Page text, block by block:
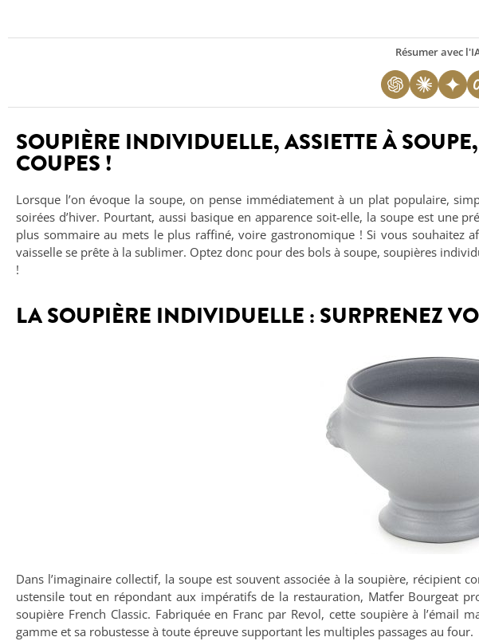
Résumer avec
SOUPIÈRE INDIVIDUELLE, ASSIETTE À
COUPES !
Lorsque l’on évoque la soupe, on pense immédiatement à un plat populaire,
soirées d’hiver. Pourtant, aussi basique en apparence soit-elle, la soupe est une
plus sommaire au mets le plus raffiné, voire gastronomique ! Si vous souhaitez
vaisselle se prête à la sublimer. Optez donc pour des bols à soupe, soupières
!
LA SOUPIÈRE INDIVIDUELLE : SURPRENEZ
Dans l’imaginaire collectif, la soupe est souvent associée à la soupière,
ustensile tout en répondant aux impératifs de la restauration, Matfer Bourgeat
soupière French Classic. Fabriquée en Franc par Revol, cette soupière à
gamme et sa robustesse à toute épreuve supportant les multiples passages au four.